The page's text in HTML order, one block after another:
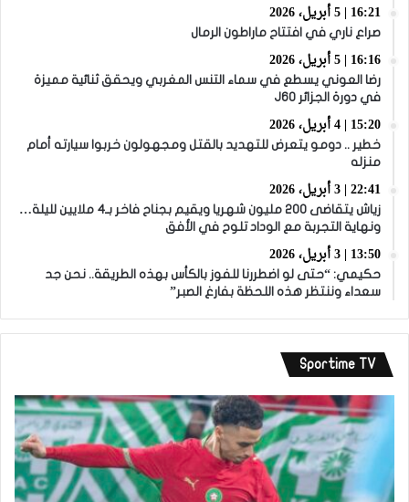
16:21 | 5 أبريل، 2026
صراع ناري في افتتاح ماراطون الرمال
16:16 | 5 أبريل، 2026
رضا العوني يسطع في سماء التنس المغربي ويحقق ثنائية مميزة
في دورة الجزائر J60
15:20 | 4 أبريل، 2026
خطير .. دومو يتعرض للتهديد بالقتل ومجهولون خربوا سيارته أمام
منزله
22:41 | 3 أبريل، 2026
زياش يتقاضى 200 مليون شهريا ويقيم بجناح فاخر بـ4 ملايين لليلة…
ونهاية التجربة مع الوداد تلوح في الأفق
13:50 | 3 أبريل، 2026
حكيمي: “حتى لو اضطررنا للفوز بالكأس بهذه الطريقة.. نحن جد
سعداء وننتظر هذه اللحظة بفارغ الصبر”
Sportime TV